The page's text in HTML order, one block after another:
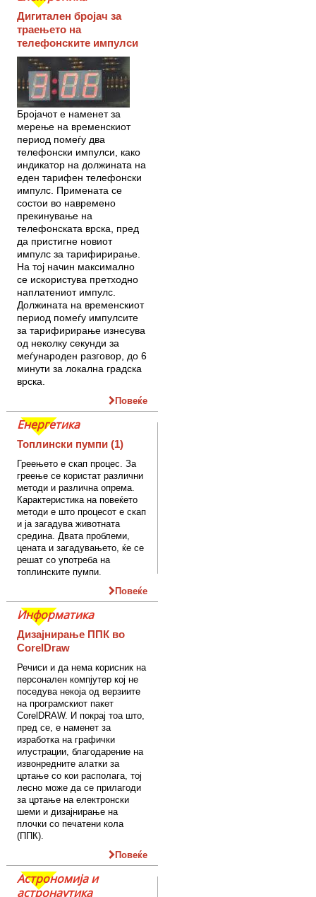
Дигитален бројач за
траењето на
телефонските импулси
Бројачот е наменет за
мерење на временскиот
период помеѓу два
телефонски импулси, како
индикатор на должината на
еден тарифен телефонски
импулс. Примената се
состои во навремено
прекинување на
телефонската врска, пред
да пристигне новиот
импулс за тарифирирање.
На тој начин максимално
се искористува претходно
наплатениот импулс.
Должината на временскиот
период помеѓу импулсите
за тарифирирање изнесува
од неколку секунди за
меѓународен разговор, до 6
минути за локална градска
врска.
Повеќе
Енергетика
Топлински пумпи (1)
Греењето е скап процес. За
греење се користат различни
методи и различна опрема.
Карактеристика на повеќето
методи е што процесот е скап
и ја загадува животната
средина. Двата проблеми,
цената и загадувањето, ќе се
решат со употреба на
топлинските пумпи.
Повеќе
Информатика
Дизајнирање ППК во
CorelDraw
Речиси и да нема корисник на
персонален компјутер кој не
поседува некоја од верзиите
на програмскиот пакет
CorelDRAW. И покрај тоа што,
пред се, е наменет за
изработка на графички
илустрации, благодарение на
извонредните алатки за
цртање со кои располага, тој
лесно може да се прилагоди
за цртање на електронски
шеми и дизајнирање на
плочки со печатени кола
(ППК).
Повеќе
Астрономија и
астронаутика